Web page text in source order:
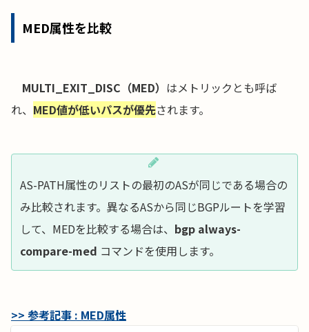
MED属性を比較
MULTI_EXIT_DISC（MED） はメトリックとも呼ば
れ、 MED値が低いパスが優先されます。
AS-PATH属性のリストの最初のASが同じである場合の
み比較されます。異なるASから同じBGPルートを学習
して、MEDを比較する場合は、 bgp always-
compare-med コマンドを使用します。
>> 参考記事 : MED属性